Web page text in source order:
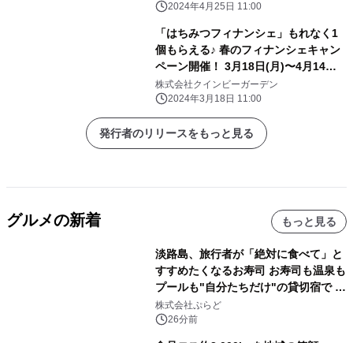
2024年4月25日 11:00
「はちみつフィナンシェ」もれなく1
個もらえる♪ 春のフィナンシェキャン
ペーン開催！ 3月18日(月)〜4月14日
(日)【パティスリーQBG / QBGレディ
ベア】
株式会社クインビーガーデン
2024年3月18日 11:00
発行者のリリースをもっと見る
グルメの新着 もっと見る
淡路島、旅行者が「絶対に食べて」と
すすめたくなるお寿司 お寿司も温泉も
プールも"自分たちだけ"の貸切宿で 1
日1組限定「岩屋温泉 絵島別庭 海と
森」の握り寿司プラン
株式会社ぷらど
26分前